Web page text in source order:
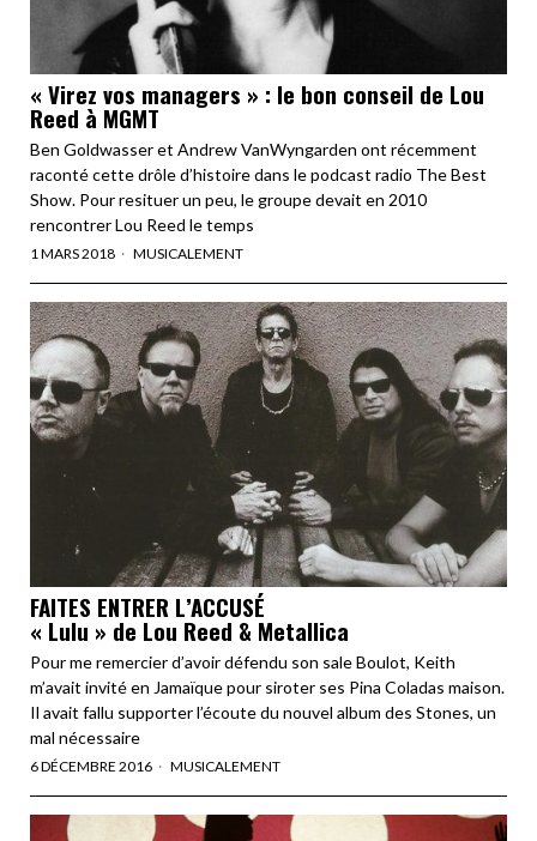
« Virez vos managers » : le bon conseil de Lou
Reed à MGMT
Ben Goldwasser et Andrew VanWyngarden ont récemment
raconté cette drôle d’histoire dans le podcast radio The Best
Show. Pour resituer un peu, le groupe devait en 2010
rencontrer Lou Reed le temps
1 MARS 2018 MUSICALEMENT
FAITES ENTRER L’ACCUSÉ
« Lulu » de Lou Reed & Metallica
Pour me remercier d’avoir défendu son sale Boulot, Keith
m’avait invité en Jamaïque pour siroter ses Pina Coladas maison.
Il avait fallu supporter l’écoute du nouvel album des Stones, un
mal nécessaire
6 DÉCEMBRE 2016 MUSICALEMENT